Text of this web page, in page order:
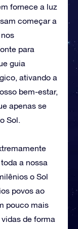
fornece a luz
começar a
para
guia
ativando a
bem-estar,
apenas se
Sol.
a nossa
o Sol
povos ao
pouco mais
de forma